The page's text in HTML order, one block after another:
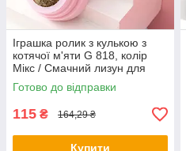
Іграшка ролик з кулькою з
котячої м'яти G 818, колір
Мікс / Смачний лизун для
котів з котячою м'ятою
Готово до відправки
115 ₴ 164,29 ₴
Купити